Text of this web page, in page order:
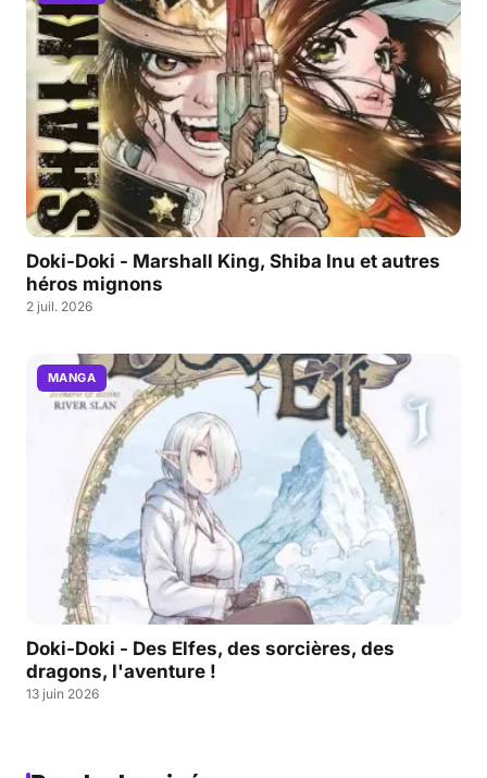
Doki-Doki - Marshall King, Shiba Inu et autres
héros mignons
2 juil. 2026
MANGA
Doki-Doki - Des Elfes, des sorcières, des
dragons, l'aventure !
13 juin 2026